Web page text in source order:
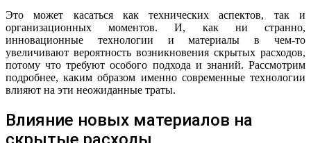
Это может касаться как технических аспектов, так и
организационных моментов. И, как ни странно,
инновационные технологии и материалы в чем-то
увеличивают вероятность возникновения скрытых расходов,
потому что требуют особого подхода и знаний. Рассмотрим
подробнее, каким образом именно современные технологии
влияют на эти неожиданные траты.
Влияние новых материалов на